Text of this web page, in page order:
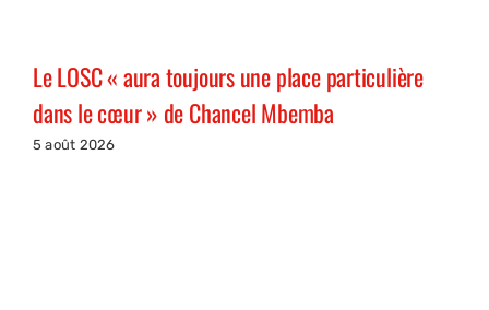
Le LOSC « aura toujours une place particulière
dans le cœur » de Chancel Mbemba
5 août 2026